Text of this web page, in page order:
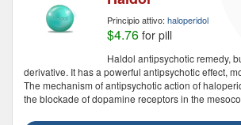
Principio attivo: haloperidol
$4.76 for pill
Haldol antipsychotic remedy,
derivative. It has a powerful antipsychotic effect,
The mechanism of antipsychotic action of
the blockade of dopamine receptors in the